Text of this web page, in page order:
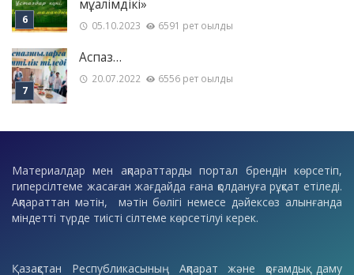
мұғалімдікі»
05.10.2023 6591 рет оқылды
Аспаз…
20.07.2022 6556 рет оқылды
Материалдар мен ақпараттарды портал брендін көрсетіп,
гиперсілтеме жасаған жағдайда ғана қолдануға рұқсат етіледі.
Ақпараттан мәтін, мәтін бөлігі немесе дәйексөз алынғанда
міндетті түрде тиісті сілтеме көрсетілуі керек.
Қазақстан Республикасының Ақпарат және қоғамдық даму